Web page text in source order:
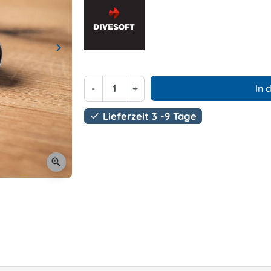
Weiter
keyboard_arrow_right
zoom_in
- + In
 Lieferzeit 3 -9 Tage